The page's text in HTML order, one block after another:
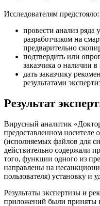
Исследователям предстояло:
провести анализ ряда
разработчиком на
предварительно
подтвердить или
заказчика о наличии
дать заказчику
результатами
Результат
Вирусный аналитик
предоставленном
(исполняемых файлов для
действительно содержали
того, функции одного из
направлены на
пользователя) установку и
Результаты экспертизы и
приложений были приняты